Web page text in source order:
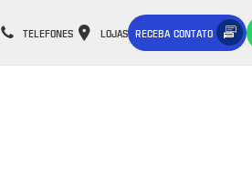
TELEFONES LOJAS RECEBA CONTATO